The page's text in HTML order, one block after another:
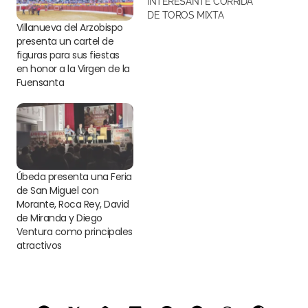
Villanueva del Arzobispo
presenta un cartel de
figuras para sus fiestas
en honor a la Virgen de la
Fuensanta
DE TOROS MIXTA
Úbeda presenta una Feria
de San Miguel con
Morante, Roca Rey, David
de Miranda y Diego
Ventura como principales
atractivos